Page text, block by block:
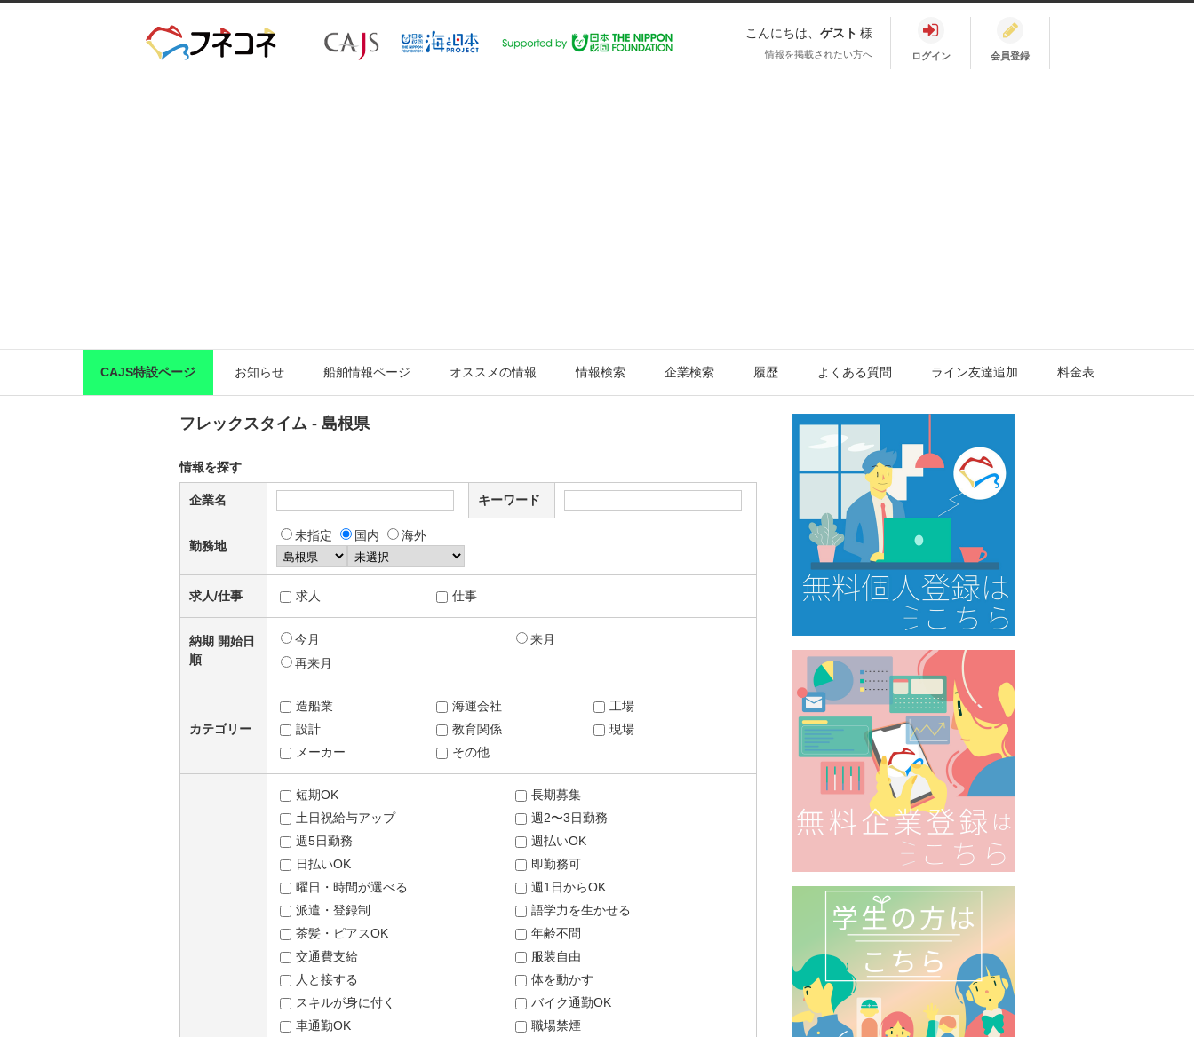
こんにちは、 ゲスト 様
情報を掲載されたい方へ ログイン 会員登録
CAJS特設ページ お知らせ 船舶情報ページ オススメの情報 情報検索 企業検索 履歴 よくある質問 ライン友達追加 料金表
フレックスタイム - 島根県
情報を探す
企業名 キーワード
勤務地
未指定 国内 海外
求人/仕事 求人 仕事
納期 開始日
順
今月
来月
再来月
カテゴリー
造船業 海運会社
工場
設計
教育関係
現場
メーカー
その他
短期OK
長期募集
土日祝給与アップ
週2〜3日勤務
週5日勤務
週払いOK
日払いOK
即勤務可
曜日・時間が選べる
週1日からOK
派遣・登録制
語学力を生かせる
茶髪・ピアスOK
年齢不問
交通費支給
服装自由
人と接する
体を動かす
スキルが身に付く
バイク通勤OK
車通勤OK
職場禁煙